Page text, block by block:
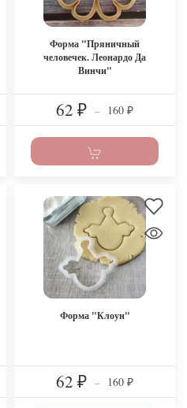
Форма "Пряничный
человечек. Леонардо Да
Винчи"
62 ₽ – 160 ₽
Форма "Клоун"
62 ₽ – 160 ₽